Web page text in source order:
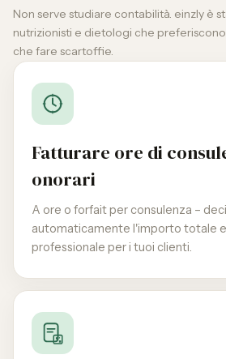
Non serve studiare contabilità. einzly è
nutrizionisti e dietologi che
che fare scartoffie.
Fatturare ore di
onorari
A ore o forfait per consulenza –
automaticamente l'importo totale
professionale per i tuoi clienti.